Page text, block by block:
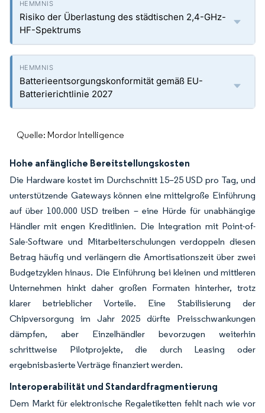
Risiko der Überlastung des städtischen 2,4-GHz-
HF-Spektrums
Batterieentsorgungskonformität gemäß EU-
Batterierichtlinie 2027
Quelle: Mordor Intelligence
Hohe anfängliche Bereitstellungskosten
Die Hardware kostet im Durchschnitt 15–25 USD pro Tag, und
unterstützende Gateways können eine mittelgroße Einführung
auf über 100.000 USD treiben – eine Hürde für unabhängige
Händler mit engen Kreditlinien. Die Integration mit Point-of-
Sale-Software und Mitarbeiterschulungen verdoppeln diesen
Betrag häufig und verlängern die Amortisationszeit über zwei
Budgetzyklen hinaus. Die Einführung bei kleinen und mittleren
Unternehmen hinkt daher großen Formaten hinterher, trotz
klarer betrieblicher Vorteile. Eine Stabilisierung der
Chipversorgung im Jahr 2025 dürfte Preisschwankungen
dämpfen, aber Einzelhändler bevorzugen weiterhin
schrittweise Pilotprojekte, die durch Leasing oder
ergebnisbasierte Verträge finanziert werden.
Interoperabilität und Standardfragmentierung
Dem Markt für elektronische Regaletiketten fehlt nach wie vor